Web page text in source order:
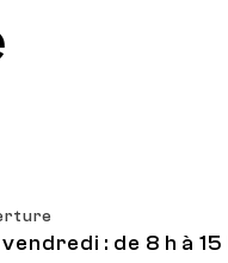
: de 8 h à 15